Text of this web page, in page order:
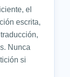
el
escrita,
Nunca
si